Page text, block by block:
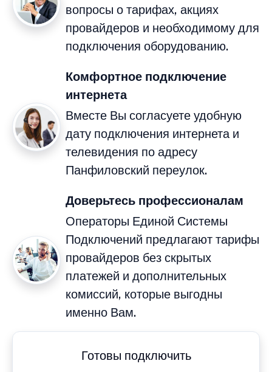
вопросы о тарифах, акциях
провайдеров и необходимому для
подключения оборудованию.
Комфортное подключение
интернета
Вместе Вы согласуете удобную
дату подключения интернета и
телевидения по адресу
Панфиловский переулок.
Доверьтесь профессионалам
Операторы Единой Системы
Подключений предлагают тарифы
провайдеров без скрытых
платежей и дополнительных
комиссий, которые выгодны
именно Вам.
Готовы подключить